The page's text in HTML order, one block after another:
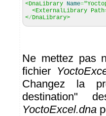
<DnaLibrary Name=
<ExternalLibrary Path
</DnaLibrary>
Ne mettez pas
fichier
Changez la
destination"
YoctoExcel.dna